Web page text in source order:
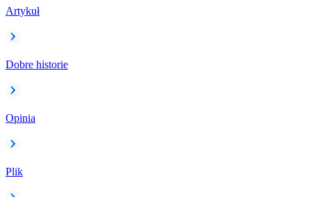
Artykuł
Dobre historie
Opinia
Plik